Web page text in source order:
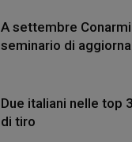
A settembre
seminario di
Due italiani nelle top
di tiro